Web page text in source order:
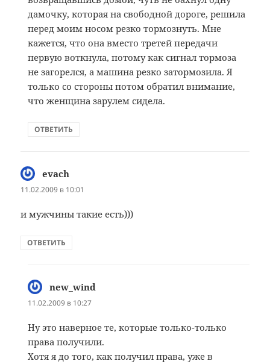
дамочку, которая на свободной дороге, решила
перед моим носом резко тормознуть. Мне
кажется, что она вместо третей передачи
первую воткнула, потому как сигнал тормоза
не загорелся, а машина резко затормозила. Я
только со стороны потом обратил внимание,
что женщина зарулем сидела.
ОТВЕТИТЬ
evach
11.02.2009 в 10:01
и мужчины такие есть)))
ОТВЕТИТЬ
new_wind
11.02.2009 в 10:27
Ну это наверное те, которые только-только
права получили.
Хотя я до того, как получил права, уже в